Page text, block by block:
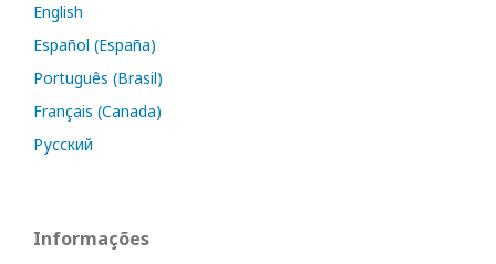
English
Español (España)
Português (Brasil)
Français (Canada)
Русский
Informações